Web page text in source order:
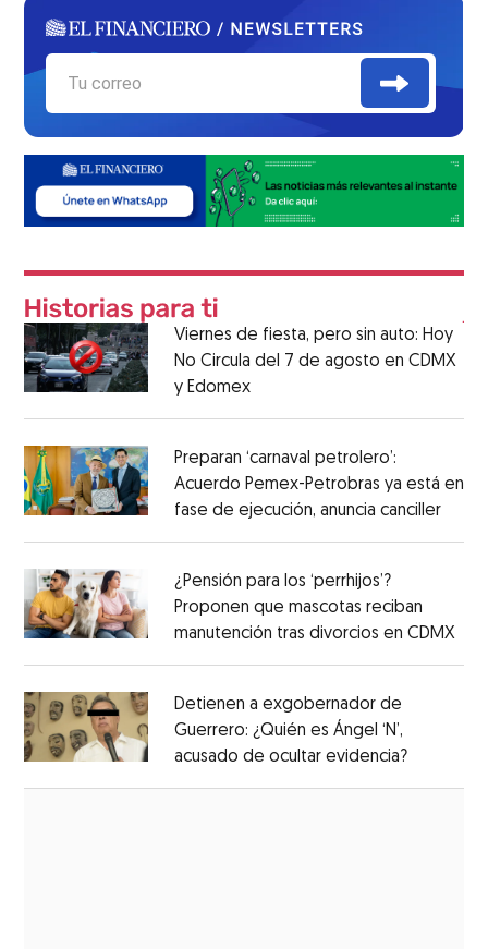
Viernes de fiesta, pero sin auto: Hoy
No Circula del 7 de agosto en CDMX
y Edomex
Preparan ‘carnaval petrolero’:
Acuerdo Pemex-Petrobras ya está en
fase de ejecución, anuncia canciller
¿Pensión para los ‘perrhijos’?
Proponen que mascotas reciban
manutención tras divorcios en CDMX
Detienen a exgobernador de
Guerrero: ¿Quién es Ángel ‘N’,
acusado de ocultar evidencia?